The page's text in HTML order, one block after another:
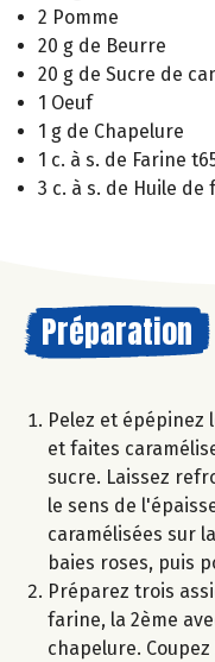
2 Pomme
20 g de Beurre
20 g de Sucre de
1 Oeuf
1 g de Chapelure
1 c. à s. de Farine
3 c. à s. de Huile de
Préparation
Pelez et épépinez
et faites
sucre. Laissez
le sens de
caramélisées sur
baies roses, puis
Préparez trois
farine, la 2ème
chapelure.